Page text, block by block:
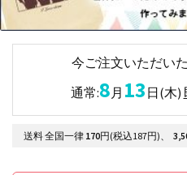
今ご注文いただい
通常:8 月 13 日(木)
送料 全国一律 170円(税込187円)、